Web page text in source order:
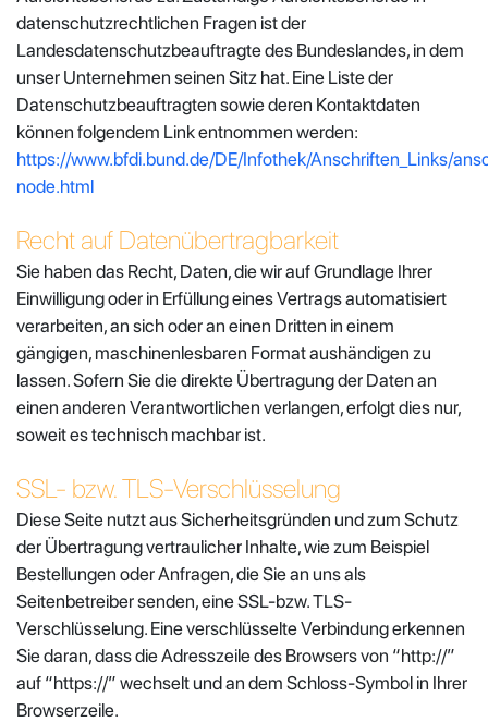
datenschutzrechtlichen Fragen ist der
Landesdatenschutzbeauftragte des Bundeslandes, in dem
unser Unternehmen seinen Sitz hat. Eine Liste der
Datenschutzbeauftragten sowie deren Kontaktdaten
können folgendem Link entnommen werden:
https://www.bfdi.bund.de/DE/Infothek/Anschriften_Links/
node.html
Recht auf Datenübertragbarkeit
Sie haben das Recht, Daten, die wir auf Grundlage Ihrer
Einwilligung oder in Erfüllung eines Vertrags automatisiert
verarbeiten, an sich oder an einen Dritten in einem
gängigen, maschinenlesbaren Format aushändigen zu
lassen. Sofern Sie die direkte Übertragung der Daten an
einen anderen Verantwortlichen verlangen, erfolgt dies nur,
soweit es technisch machbar ist.
SSL- bzw. TLS-Verschlüsselung
Diese Seite nutzt aus Sicherheitsgründen und zum Schutz
der Übertragung vertraulicher Inhalte, wie zum Beispiel
Bestellungen oder Anfragen, die Sie an uns als
Seitenbetreiber senden, eine SSL-bzw. TLS-
Verschlüsselung. Eine verschlüsselte Verbindung erkennen
Sie daran, dass die Adresszeile des Browsers von “http://”
auf “https://” wechselt und an dem Schloss-Symbol in Ihrer
Browserzeile.